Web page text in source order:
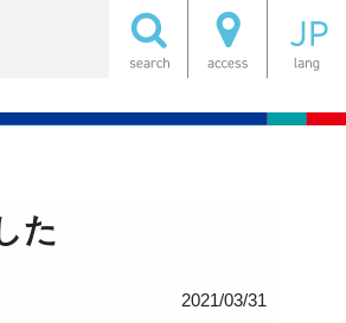
た
2021/03/31